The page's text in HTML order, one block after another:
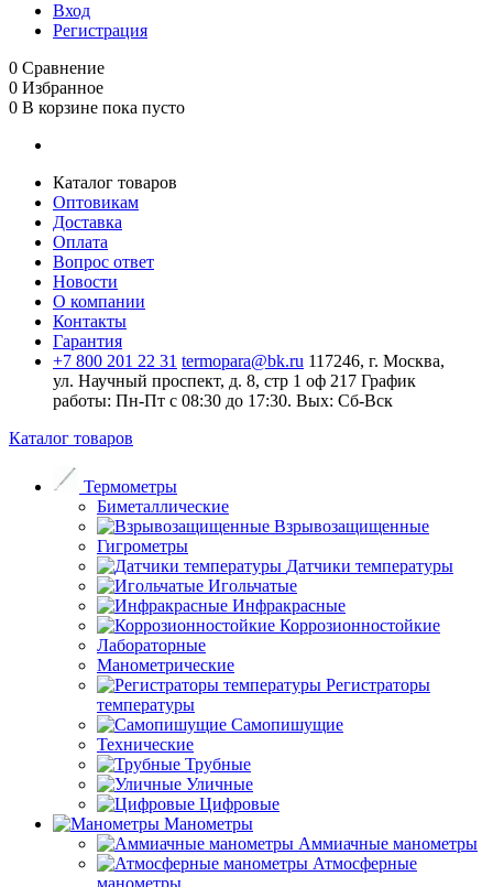
Вход
Регистрация
0 Сравнение
0 Избранное
0 В корзине пока пусто
Каталог товаров
Оптовикам
Доставка
Оплата
Вопрос ответ
Новости
О компании
Контакты
Гарантия
+7 800 201 22 31 termopara@bk.ru 117246, г. Москва,
ул. Научный проспект, д. 8, стр 1 оф 217 График
работы: Пн‑Пт с 08:30 до 17:30. Вых: Сб‑Вск
Каталог товаров
Термометры
Биметаллические
Взрывозащищенные
Гигрометры
Датчики температуры
Игольчатые
Инфракрасные
Коррозионностойкие
Лабораторные
Манометрические
Регистраторы
температуры
Самопишущие
Технические
Трубные
Уличные
Цифровые
Манометры
Аммиачные манометры
Атмосферные
манометры